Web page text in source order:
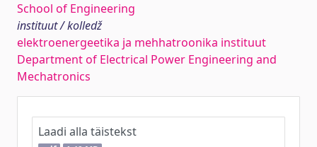
School of Engineering
instituut / kolledž
elektroenergeetika ja mehhatroonika instituut
Department of Electrical Power Engineering and
Mechatronics
Laadi alla täistekst